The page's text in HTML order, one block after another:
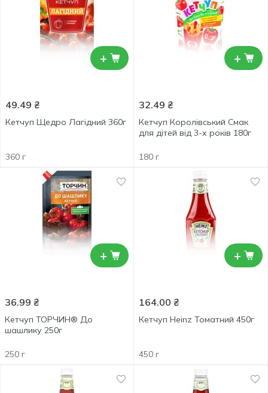
+
49.49 ₴
Кетчуп Щедро Лагідний 360г
360 г
+
32.49 ₴
Кетчуп Королівський Смак
для дітей від 3-х років 180г
180 г
+
36.99 ₴
Кетчуп ТОРЧИН® До
шашлику 250г
250 г
+
164.00 ₴
Кетчуп Heinz Томатний 450г
450 г